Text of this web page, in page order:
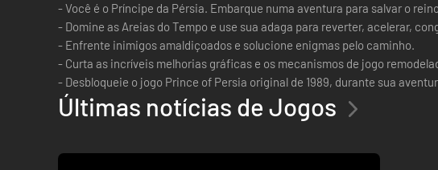
- Você é o Príncipe da Pérsia. Embarque numa aventura para salvar o
- Domine as Areias do Tempo e use sua adaga para reverter, acelerar,
- Enfrente inimigos amaldiçoados e solucione enigmas pelo caminho.
- Curta as incríveis melhorias gráficas e os mecanismos de jogo
- Desbloqueie o jogo Prince of Persia original de 1989, durante sua
Últimas notícias de Jogos